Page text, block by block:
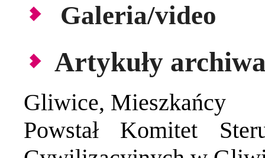
Galeria/video
Artykuły
Gliwice, Mieszkańcy
Powstał Komitet